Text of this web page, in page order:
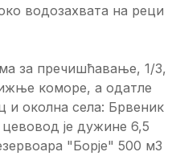
водозахвата на реци
за пречишћавање, 1/3,
коморе, а одатле
и околна села: Брвеник
је дужине 6,5
"Борје" 500 м3